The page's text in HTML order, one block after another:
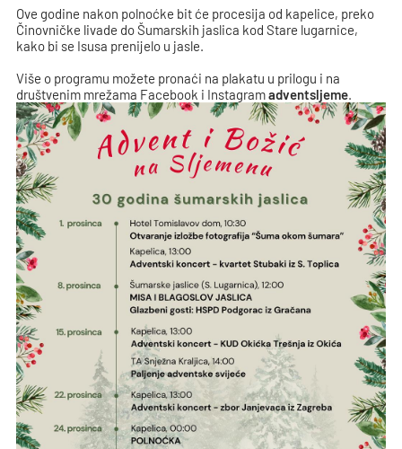
Ove godine nakon polnoćke bit će procesija od kapelice, preko
Činovničke livade do Šumarskih jaslica kod Stare lugarnice,
kako bi se Isusa prenijelo u jasle.
Više o programu možete pronaći na plakatu u prilogu i na
društvenim mrežama Facebook i Instagramadventsljeme.